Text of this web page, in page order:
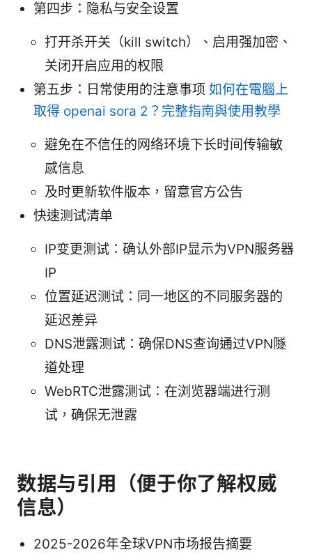
第四步：隐私与安全设置
打开杀开关（kill switch）、启用强加密、
关闭开启应用的权限
第五步：日常使用的注意事项 如何在電腦上
取得 openai sora 2？完整指南與使用教學
避免在不信任的网络环境下长时间传输敏
感信息
及时更新软件版本，留意官方公告
快速测试清单
IP变更测试：确认外部IP显示为VPN服务器
IP
位置延迟测试：同一地区的不同服务器的
延迟差异
DNS泄露测试：确保DNS查询通过VPN隧
道处理
WebRTC泄露测试：在浏览器端进行测
试，确保无泄露
数据与引用（便于你了解权威
信息）
2025-2026年全球VPN市场报告摘要